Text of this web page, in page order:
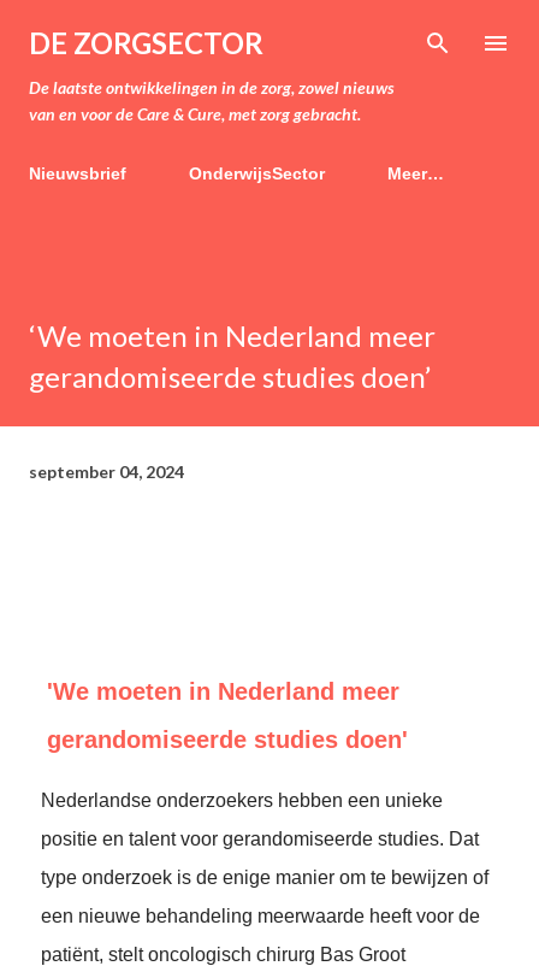
Doorgaan naar hoofdcontent
DE ZORGSECTOR
De laatste ontwikkelingen in de zorg, zowel nieuws
van en voor de Care & Cure, met zorg gebracht.
Nieuwsbrief OnderwijsSector Meer…
‘We moeten in Nederland meer
gerandomiseerde studies doen’
september 04, 2024
'We moeten in Nederland meer
gerandomiseerde studies doen'
Nederlandse onderzoekers hebben een unieke
positie en talent voor gerandomiseerde studies. Dat
type onderzoek is de enige manier om te bewijzen of
een nieuwe behandeling meerwaarde heeft voor de
patiënt, stelt oncologisch chirurg Bas Groot